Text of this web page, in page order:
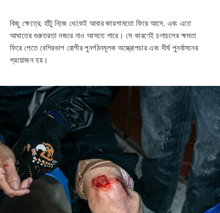
কিছু ক্ষেত্রে, হাঁটু নিজে থেকেই আবার জায়গামতো ফিরে আসে, এবং এতে
আঘাতের গুরুতরতা নজরে নাও আসতে পারে। সে কারণেই চলাচলের ক্ষমতা
ফিরে পেতে বেশিরভাগ রোগীর পুনর্গঠনমূলক অস্ত্রোপচার এবং দীর্ঘ পুনর্বাসনের
প্রয়োজন হয়।